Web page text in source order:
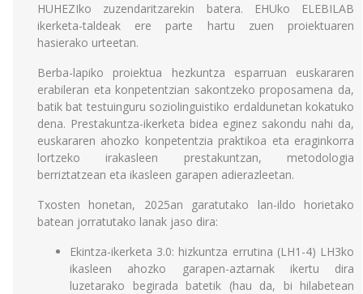
HUHEZIko zuzendaritzarekin batera. EHUko ELEBILAB
ikerketa-taldeak ere parte hartu zuen proiektuaren
hasierako urteetan.
Berba-lapiko proiektua hezkuntza esparruan euskararen
erabileran eta konpetentzian sakontzeko proposamena da,
batik bat testuinguru soziolinguistiko erdaldunetan kokatuko
dena. Prestakuntza-ikerketa bidea eginez sakondu nahi da,
euskararen ahozko konpetentzia praktikoa eta eraginkorra
lortzeko irakasleen prestakuntzan, metodologia
berriztatzean eta ikasleen garapen adierazleetan.
Txosten honetan, 2025an garatutako lan-ildo horietako
batean jorratutako lanak jaso dira:
Ekintza-ikerketa 3.0: hizkuntza errutina (LH1-4) LH3ko
ikasleen ahozko garapen-aztarnak ikertu dira
luzetarako begirada batetik (hau da, bi hilabetean